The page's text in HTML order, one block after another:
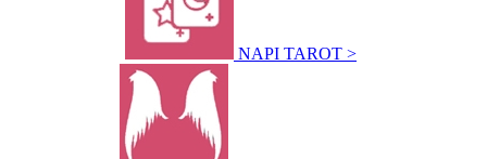
NAPI TAROT >